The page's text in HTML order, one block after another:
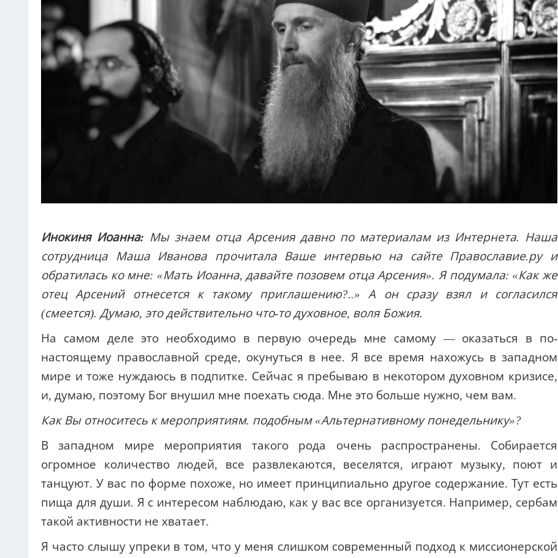
Инокиня Иоанна: Мы знаем отца Арсения давно по материалам из Интернета. Наша
сотрудница Маша Иванова прочитала Ваше интервью на сайте Православие.ру и
обратилась ко мне: «Мать Иоанна, давайте позовем отца Арсения». Я подумала: «Как же
отец Арсений отнесется к такому приглашению?..» А он сразу взял и согласился
(смеется). Думаю, это действительно что-то духовное, воля Божия.
На самом деле это необходимо в первую очередь мне самому — оказаться в по-
настоящему православной среде, окунуться в нее. Я все время нахожусь в западном
мире и тоже нуждаюсь в подпитке. Сейчас я пребываю в некотором духовном кризисе,
и, думаю, поэтому Бог внушил мне поехать сюда. Мне это больше нужно, чем вам.
Как Вы относитесь к мероприятиям. подобным «Альтернативному понедельнику»?
В западном мире мероприятия такого рода очень распространены. Собирается
огромное количество людей, все развлекаются, веселятся, играют музыку, поют и
танцуют. У вас по форме похоже, но имеет принципиально другое содержание. Тут есть
пища для души. Я с интересом наблюдаю, как у вас все организуется. Например, сербам
такой активности не хватает.
Я часто слышу упреки в том, что у меня слишком современный подход к миссионерской